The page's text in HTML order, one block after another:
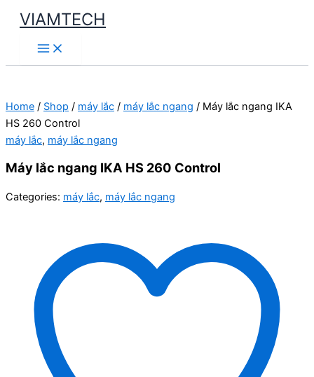
Skip
content
VIAMTECH
Main
Menu
Home / Shop / máy lắc / máy lắc ngang / Máy lắc ngang IKA
HS 260 Control
máy lắc, máy lắc ngang
Máy lắc ngang IKA HS 260 Control
Categories: máy lắc, máy lắc ngang